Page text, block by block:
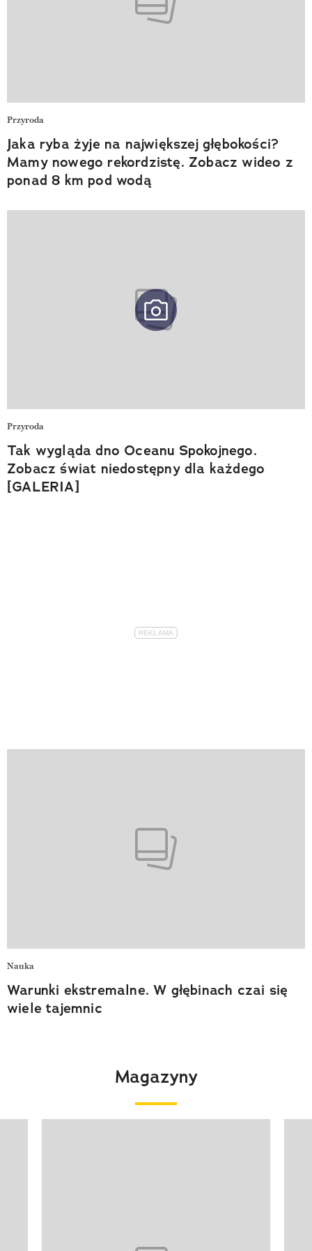
Przyroda
Jaka ryba żyje na największej głębokości?
Mamy nowego rekordzistę. Zobacz wideo z
ponad 8 km pod wodą
Przyroda
Tak wygląda dno Oceanu Spokojnego.
Zobacz świat niedostępny dla każdego
[GALERIA]
Nauka
Warunki ekstremalne. W głębinach czai się
wiele tajemnic
Magazyny